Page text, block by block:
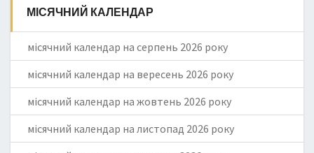
МІСЯЧНИЙ КАЛЕНДАР
місячний календар на серпень 2026 року
місячний календар на вересень 2026 року
місячний календар на жовтень 2026 року
місячний календар на листопад 2026 року